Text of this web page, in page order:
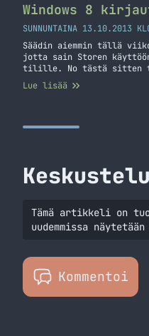
Windows 8
SUNNUNTAINA 13.10.2013
Säädin aiemmin tällä
jotta sain Storen
tilille. No tästä sitten
tilin salasanaa ja
tutkia miten pääsisin
Lue lisää
Keskustelu
Tämä artikkeli on
uudemmissa
Kommentoi